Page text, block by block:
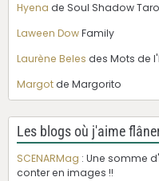
Hyena de Soul Shadow
Laween DowFamily
Laurène Beles des Mots de
Margotde Margorito
Les blogs où j'aime
SCENARMag : Une somme
conter en images !!